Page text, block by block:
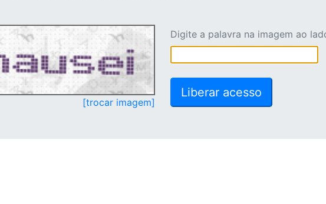
[trocar imagem]
Digite a palavra na imagem ao